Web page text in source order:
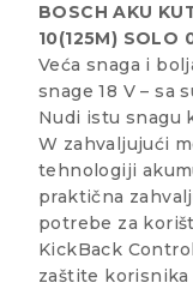
BOSCH AKU
10(125M) SOLO
Veća snaga i
snage 18 V – sa
Nudi istu snagu
W zahvaljujući
tehnologiji
praktična
potrebe za
KickBack
zaštite